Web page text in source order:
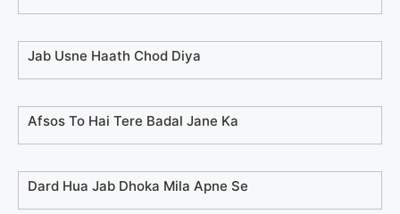
Jab Usne Haath Chod Diya
Afsos To Hai Tere Badal Jane Ka
Dard Hua Jab Dhoka Mila Apne Se